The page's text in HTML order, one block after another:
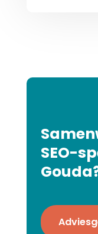
SEO-